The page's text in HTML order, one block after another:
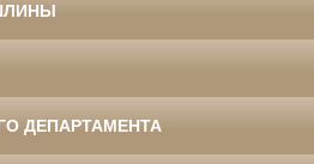
ДЕПАРТАМЕНТА